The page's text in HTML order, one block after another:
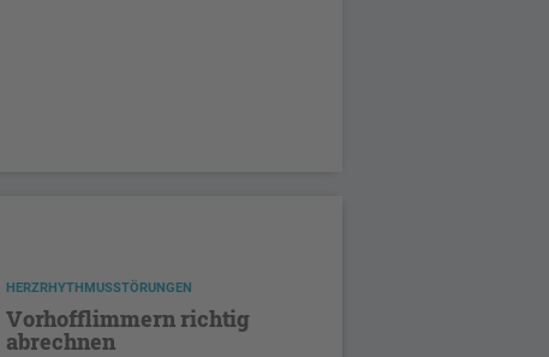
HERZRHYTHMUSSTÖRUNGEN
Vorhofflimmern richtig
abrechnen